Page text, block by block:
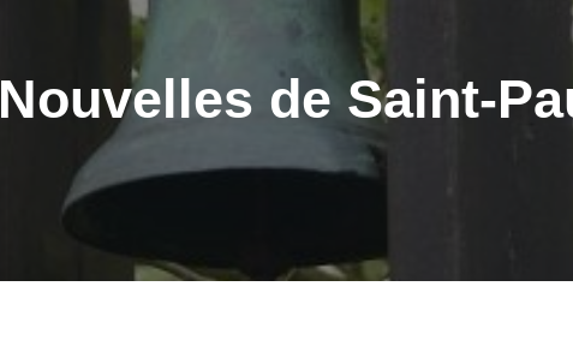
Nouvelles de Saint-